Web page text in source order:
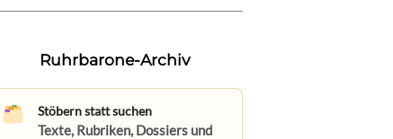
Ruhrbarone-Archiv
Stöbern statt suchen
Texte, Rubriken, Dossiers und